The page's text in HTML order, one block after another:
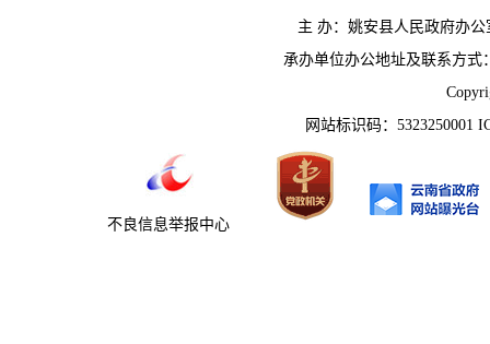
主 办：姚安县人民政府办
承办单位办公地址及联系方式
网站标识码：5323250001
不良信息举报中心